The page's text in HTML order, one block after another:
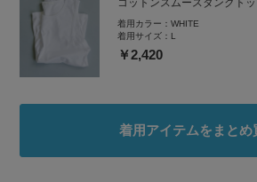
着用カラー：WHITE
着用サイズ： L
￥2,420
着用アイテムをまとめ